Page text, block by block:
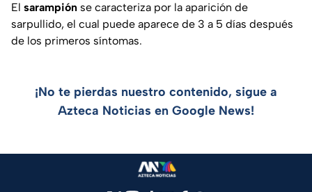
El sarampión se caracteriza por la aparición de
sarpullido, el cual puede aparece de 3 a 5 días después
de los primeros síntomas.
¡No te pierdas nuestro contenido, sigue a
Azteca Noticias en Google News!